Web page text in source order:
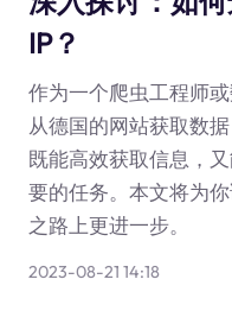
IP？
作为一个爬虫工程师
从德国的网站获取数
既能高效获取信息，
要的任务。本文将为
之路上更进一步。
2023-08-21 14:18